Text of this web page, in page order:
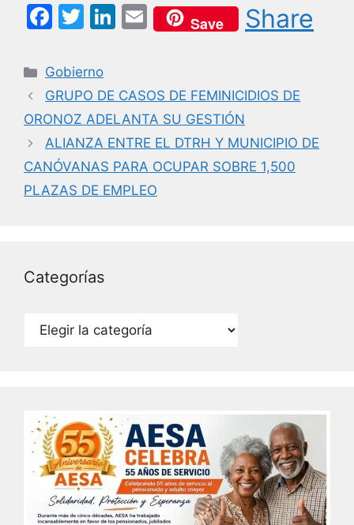
F
c
e
b
o
o
k
T
itt
er
Li
e
dI
n
E
m
l
Save Share
Categorías
Gobierno
GRUPO DE CASOS DE FEMINICIDIOS DE
ORONOZ ADELANTA SU GESTIÓN
ALIANZA ENTRE EL DTRH Y MUNICIPIO DE
CANÓVANAS PARA OCUPAR SOBRE 1,500
PLAZAS DE EMPLEO
Categorías
Categorías